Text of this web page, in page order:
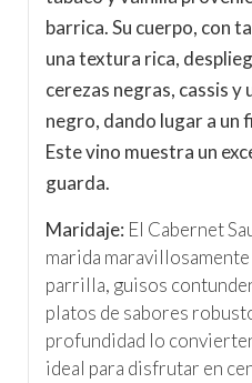
barrica. Su cuerpo, con
una textura rica,
cerezas negras, cassis
negro, dando lugar a un
Este vino muestra un
guarda.
Maridaje: El Cabernet
marida
parrilla, guisos
platos de sabores
profundidad lo
ideal para disfrutar en